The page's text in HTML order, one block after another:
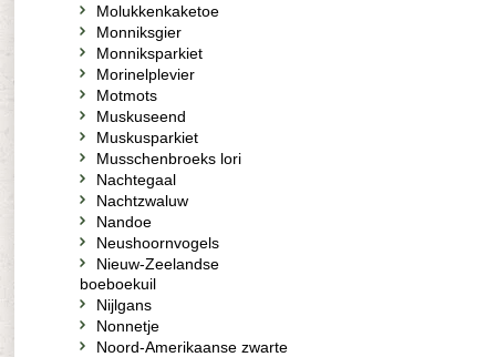
Molukkenkaketoe
Monniksgier
Monniksparkiet
Morinelplevier
Motmots
Muskuseend
Muskusparkiet
Musschenbroeks lori
Nachtegaal
Nachtzwaluw
Nandoe
Neushoornvogels
Nieuw-Zeelandse
boeboekuil
Nijlgans
Nonnetje
Noord-Amerikaanse zwarte